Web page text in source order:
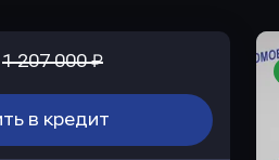
1 207 000 ₽
в кредит